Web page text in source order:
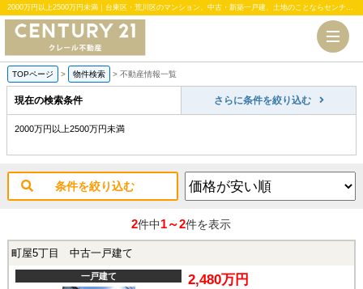
2000万円以上2500万円未満｜台東区・荒川区のマンション、中古・新築一戸建、土地のことならセンチュリー21クレール不動産
TOPページ > 物件検索 > 不動産情報一覧
現在の検索条件 さらに条件を絞り込む
2000万円以上2500万円未満
条件を絞り込む
2件中1～2件を表示
町屋5丁目 中古一戸建て
一戸建て 2,480万円